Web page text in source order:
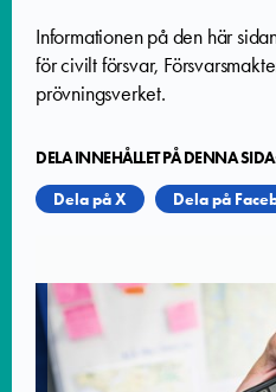
Informationen på den här
för civilt försvar,
prövningsverket.
DELA INNEHÅLLET PÅ DENNA
Dela på X
Dela på